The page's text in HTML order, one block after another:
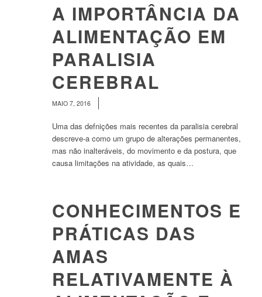
A IMPORTÂNCIA DA
ALIMENTAÇÃO EM
PARALISIA
CEREBRAL
MAIO 7, 2016
Uma das defnições mais recentes da paralisia cerebral
descreve-a como um grupo de alterações permanentes,
mas não inalteráveis, do movimento e da postura, que
causa limitações na atividade, as quais…
CONHECIMENTOS E
PRÁTICAS DAS
AMAS
RELATIVAMENTE À